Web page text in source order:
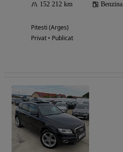
152 212 km Benzina
Pitesti (Arges)
Privat • Publicat